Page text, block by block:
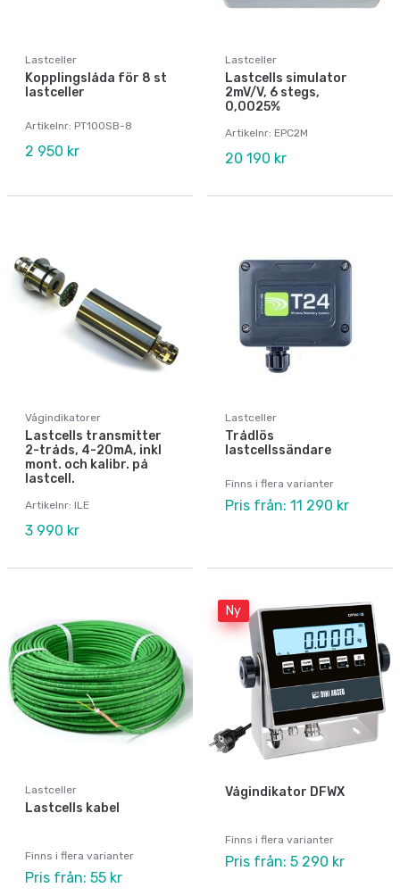
Lastceller
Kopplingslåda för 8 st
lastceller
Artikelnr: PT100SB-8
2 950 kr
Lastceller
Lastcells simulator
2mV/V, 6 stegs,
0,0025%
Artikelnr: EPC2M
20 190 kr
Vågindikatorer
Lastcells transmitter
2-tråds, 4-20mA, inkl
mont. och kalibr. på
lastcell.
Artikelnr: ILE
3 990 kr
Lastceller
Trådlös
lastcellssändare
Finns i flera varianter
Pris från: 11 290 kr
Lastceller
Lastcells kabel
Finns i flera varianter
Pris från: 55 kr
Ny
Vågindikator DFWX
Finns i flera varianter
Pris från: 5 290 kr